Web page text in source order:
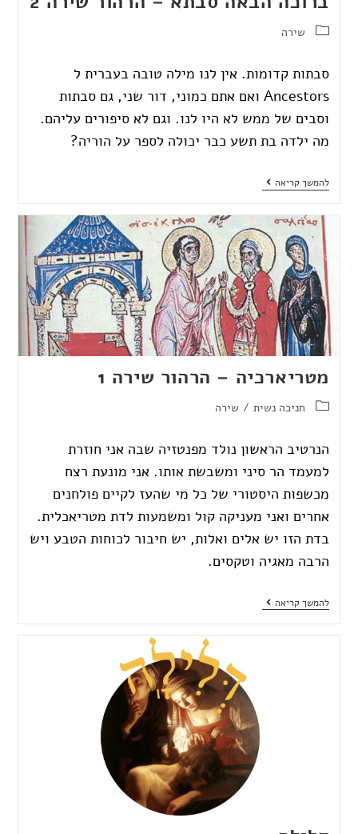
שירה
סבתות קדומות. אין לנו מילה טובה בעברית ל
Ancestors ואם אתם כמוני, דור שני, גם סבתות
וסבים של ממש לא היו לנו. וגם לא סיפורים עליהם.
מה ילדה בת תשע כבר יכולה לספר על הוריה?
להמשך קריאה
מטריארכיה – הרהור שירה 1
חניכה נשית / שירה
הנרטיב הראשון נולד מפנטזיה שבה אני חוזרת
למעמד הר סיני ומשבשת אותו. אני מונעת רצח
מכשפות היסטורי של כל מי שהעז לקיים פולחנים
אחרים ואני מעניקה קול ומשמעות לדת מטריאכלית.
בדת הזו יש אלים ואלות, יש חיבור לכוחות הטבע ויש
הרבה מאגיה וטקסים.
להמשך קריאה